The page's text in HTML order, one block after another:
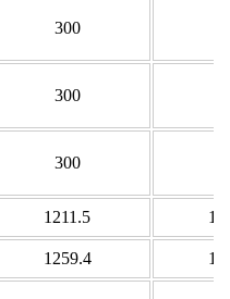
300
300
300
1211.5
1259.4